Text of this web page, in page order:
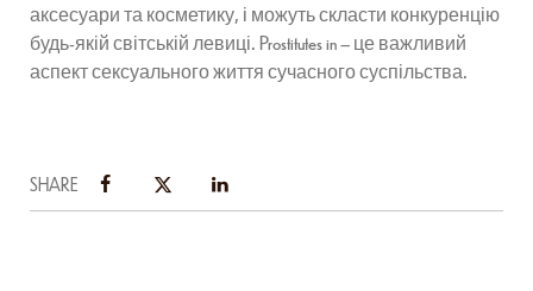
аксесуари та косметику, і можуть скласти конкуренцію
будь-якій світській левиці. Prostitutes in – це важливий
аспект сексуального життя сучасного суспільства.
SHARE